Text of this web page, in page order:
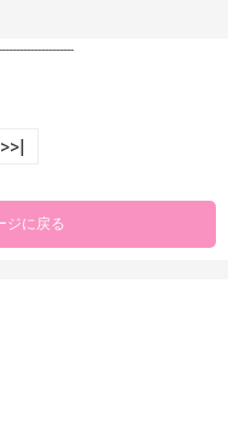
>>|
ジに戻る